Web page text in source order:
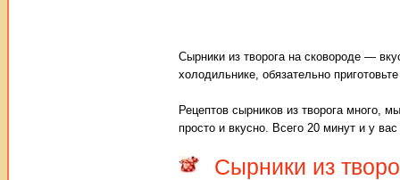
Сырники из творога на сковороде —
холодильнике, обязательно
Рецептов сырников из творога много,
просто и вкусно. Всего 20 минут и у
Сырники из